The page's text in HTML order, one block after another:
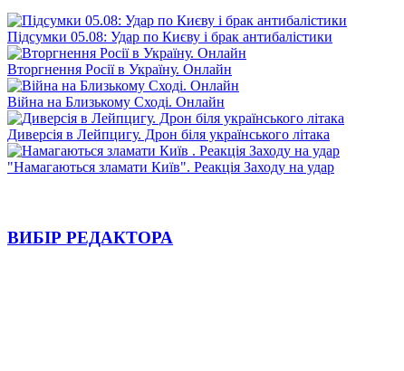
Підсумки 05.08: Удар по Києву і брак антибалістики
Вторгнення Росії в Україну. Онлайн
Війна на Близькому Сході. Онлайн
Диверсія в Лейпцигу. Дрон біля українського літака
"Намагаються зламати Київ". Реакція Заходу на удар
ВИБІР РЕДАКТОРА